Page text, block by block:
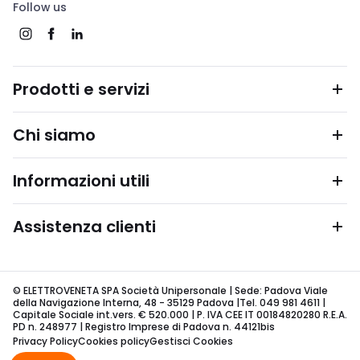
Follow us
Prodotti e servizi
Chi siamo
Informazioni utili
Assistenza clienti
© ELETTROVENETA SPA Società Unipersonale | Sede: Padova Viale
della Navigazione Interna, 48 - 35129 Padova |Tel. 049 981 4611 |
Capitale Sociale int.vers. € 520.000 | P. IVA CEE IT 00184820280 R.E.A.
PD n. 248977 | Registro Imprese di Padova n. 44121bis
Privacy PolicyCookies policyGestisci Cookies